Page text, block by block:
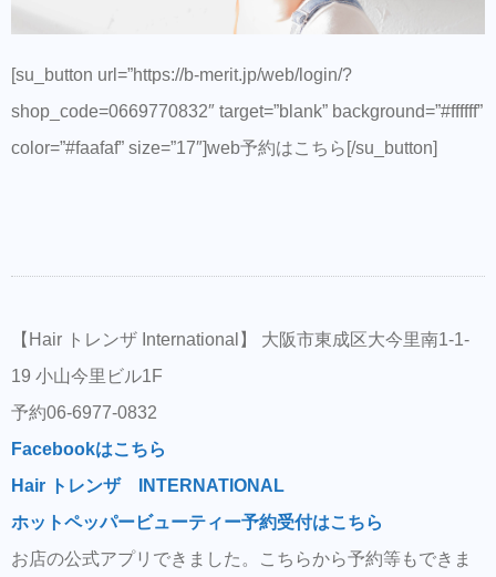
[su_button url=”https://b-merit.jp/web/login/?
shop_code=0669770832″ target=”blank” background=”#ffffff”
color=”#faafaf” size=”17″]web予約はこちら[/su_button]
【Hair トレンザ International】 大阪市東成区大今里南1-1-
19 小山今里ビル1F
予約06-6977-0832
Facebookはこちら
Hair トレンザ INTERNATIONAL
ホットペッパービューティー予約受付はこちら
お店の公式アプリできました。こちらから予約等もできま